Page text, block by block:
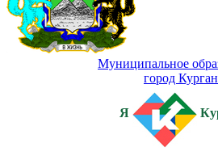
Муниципальное
город Курган
Я